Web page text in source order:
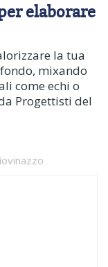
elaborare
la tua
mixando
come echi o
Progettisti del